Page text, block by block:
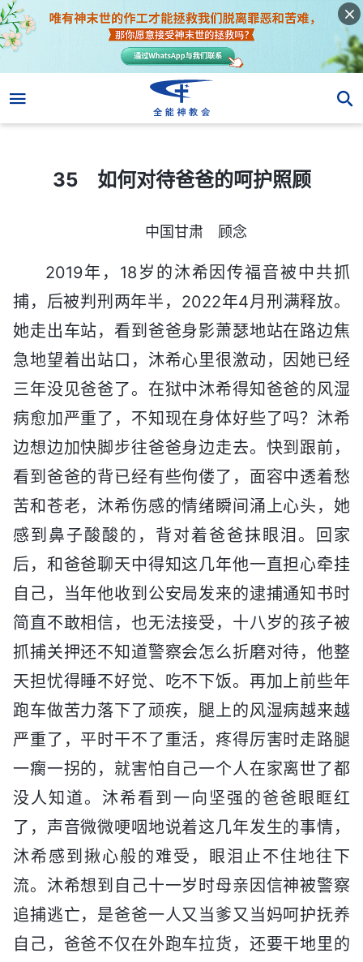
35 如何对待爸爸的呵护照顾
35 如何对待爸爸的呵护照顾
中国甘肃 顾念
2019年，18岁的沐希因传福音被中共抓
捕，后被判刑两年半，2022年4月刑满释放。
她走出车站，看到爸爸身影萧瑟地站在路边焦
急地望着出站口，沐希心里很激动，因她已经
三年没见爸爸了。在狱中沐希得知爸爸的风湿
病愈加严重了，不知现在身体好些了吗？沐希
边想边加快脚步往爸爸身边走去。快到跟前，
看到爸爸的背已经有些佝偻了，面容中透着愁
苦和苍老，沐希伤感的情绪瞬间涌上心头，她
感到鼻子酸酸的，背对着爸爸抹眼泪。回家
后，和爸爸聊天中得知这几年他一直担心牵挂
自己，当年他收到公安局发来的逮捕通知书时
简直不敢相信，也无法接受，十八岁的孩子被
抓捕关押还不知道警察会怎么折磨对待，他整
天担忧得睡不好觉、吃不下饭。再加上前些年
跑车做苦力落下了顽疾，腿上的风湿病越来越
严重了，平时干不了重活，疼得厉害时走路腿
一瘸一拐的，就害怕自己一个人在家离世了都
没人知道。沐希看到一向坚强的爸爸眼眶红
了，声音微微哽咽地说着这几年发生的事情，
沐希感到揪心般的难受，眼泪止不住地往下
流。沐希想到自己十一岁时母亲因信神被警察
追捕逃亡，是爸爸一人又当爹又当妈呵护抚养
自己，爸爸不仅在外跑车拉货，还要干地里的